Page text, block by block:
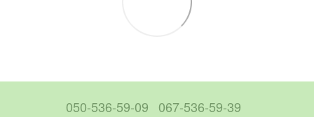
050-536-59-09 067-536-59-39